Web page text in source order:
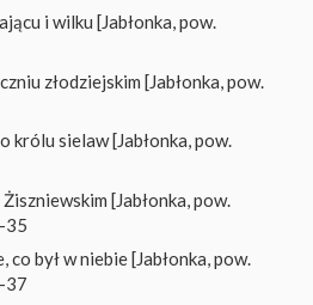
i wilku [Jabłonka, pow.
złodziejskim [Jabłonka, pow.
królu sielaw [Jabłonka, pow.
[Jabłonka, pow.
35
co był w niebie [Jabłonka, pow.
37